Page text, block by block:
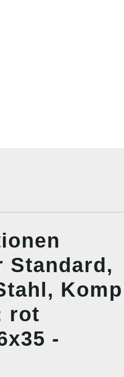
Standard,
rot
-